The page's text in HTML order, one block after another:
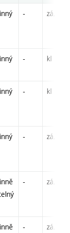
- zá,zk
- kl
- kl
- zá,zk
- zá,zk
- zá,zk